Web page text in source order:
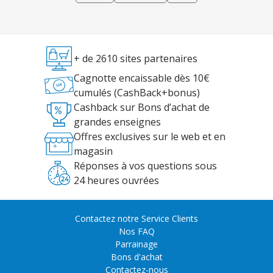
+ de 2610 sites partenaires
Cagnotte encaissable dès 10€
cumulés (CashBack+bonus)
Cashback sur Bons d’achat de
grandes enseignes
Offres exclusives sur le web et en
magasin
Réponses à vos questions sous
24 heures ouvrées
Contactez notre Service Clients
Nos FAQ
Parrainage
Bons d'achat
Contactez-nous